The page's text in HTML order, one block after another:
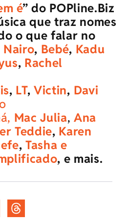
é” do POPline.Biz
que traz nomes
o que falar no
Nairo, Bebé, Kadu
, Rachel
, LT,Victin, Davi
Mac Julia,Ana
Teddie, Karen
, Tasha e
, e mais.